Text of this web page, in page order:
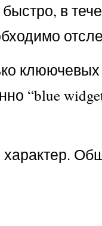
в
“blue